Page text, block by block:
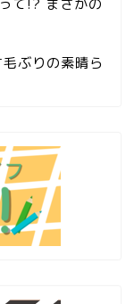
ぶりの素晴ら